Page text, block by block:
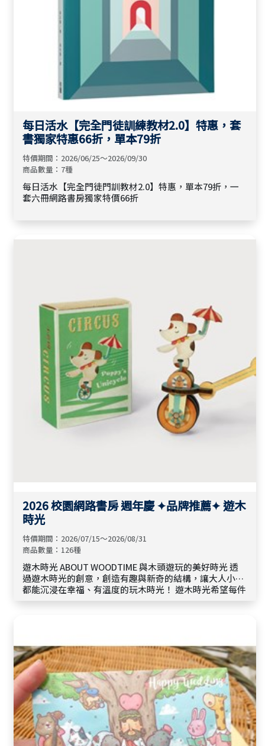
每日活水【完全門徒訓練教材2.0】特惠，套
書獨家特惠66折，單本79折
特價期間：2026/06/25～2026/09/30
商品數量：7種
每日活水【完全門徒門訓教材2.0】特惠，單本79折，一
套六冊網路書房獨家特價66折
2026 校園網路書房 週年慶 ✦品牌推薦✦ 遊木
時光
特價期間：2026/07/15～2026/08/31
商品數量：126種
遊木時光 ABOUT WOODTIME 與木頭遊玩的美好時光 透
過遊木時光的創意，創造有趣與新奇的結構，讓大人小孩
都能沉浸在幸福、有溫度的玩木時光！ 遊木時光希望每件